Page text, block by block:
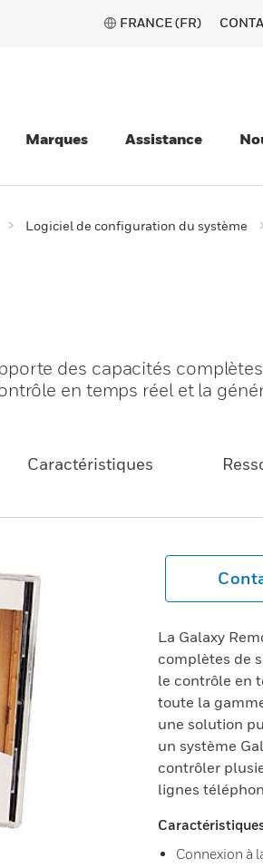
FRANCE (FR)
Marques Assistance
Logiciel de configuration du système
des capacités
en temps réel et la
Caractéristiques
La Galaxy
complètes de
le contrôle en
toute la
une solution
un système
contrôler
lignes
Connexion à